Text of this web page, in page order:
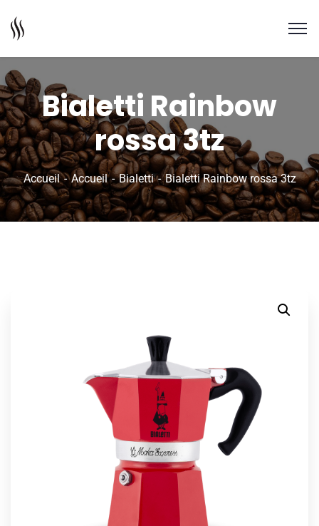
Bialetti Rainbow
rossa 3tz
Accueil Accueil Bialetti Bialetti Rainbow rossa 3tz